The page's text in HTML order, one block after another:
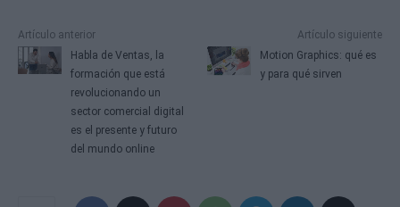
Artículo anterior
Habla de Ventas, la
formación que está
revolucionando un
sector comercial digital
es el presente y futuro
del mundo online
Artículo siguiente
Motion Graphics: qué es
y para qué sirven